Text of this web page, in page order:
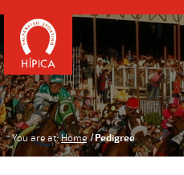
You are at: Home Pedigree